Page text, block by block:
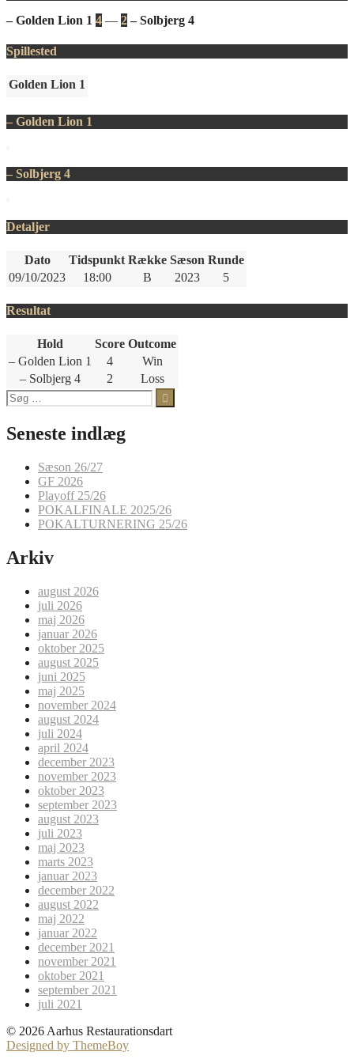
– Golden Lion 1 4 — 2 – Solbjerg 4
Spillested
Golden Lion 1
– Golden Lion 1
– Solbjerg 4
Detaljer
Dato Tidspunkt Række Sæson Runde
09/10/2023
18:00 B 2023 5
Resultat
Hold Score Outcome
– Golden Lion 1
4
Win
– Solbjerg 4
2
Loss
Søg
efter:
Seneste indlæg
Sæson 26/27
GF 2026
Playoff 25/26
POKALFINALE 2025/26
POKALTURNERING 25/26
Arkiv
august 2026
juli 2026
maj 2026
januar 2026
oktober 2025
august 2025
juni 2025
maj 2025
november 2024
august 2024
juli 2024
april 2024
december 2023
november 2023
oktober 2023
september 2023
august 2023
juli 2023
maj 2023
marts 2023
januar 2023
december 2022
august 2022
maj 2022
januar 2022
december 2021
november 2021
oktober 2021
september 2021
juli 2021
© 2026 Aarhus Restaurationsdart
Designed by ThemeBoy